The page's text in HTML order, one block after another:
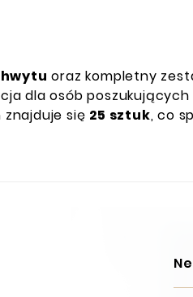
oraz kompletny
dla osób poszukujących
się 25 sztuk, co